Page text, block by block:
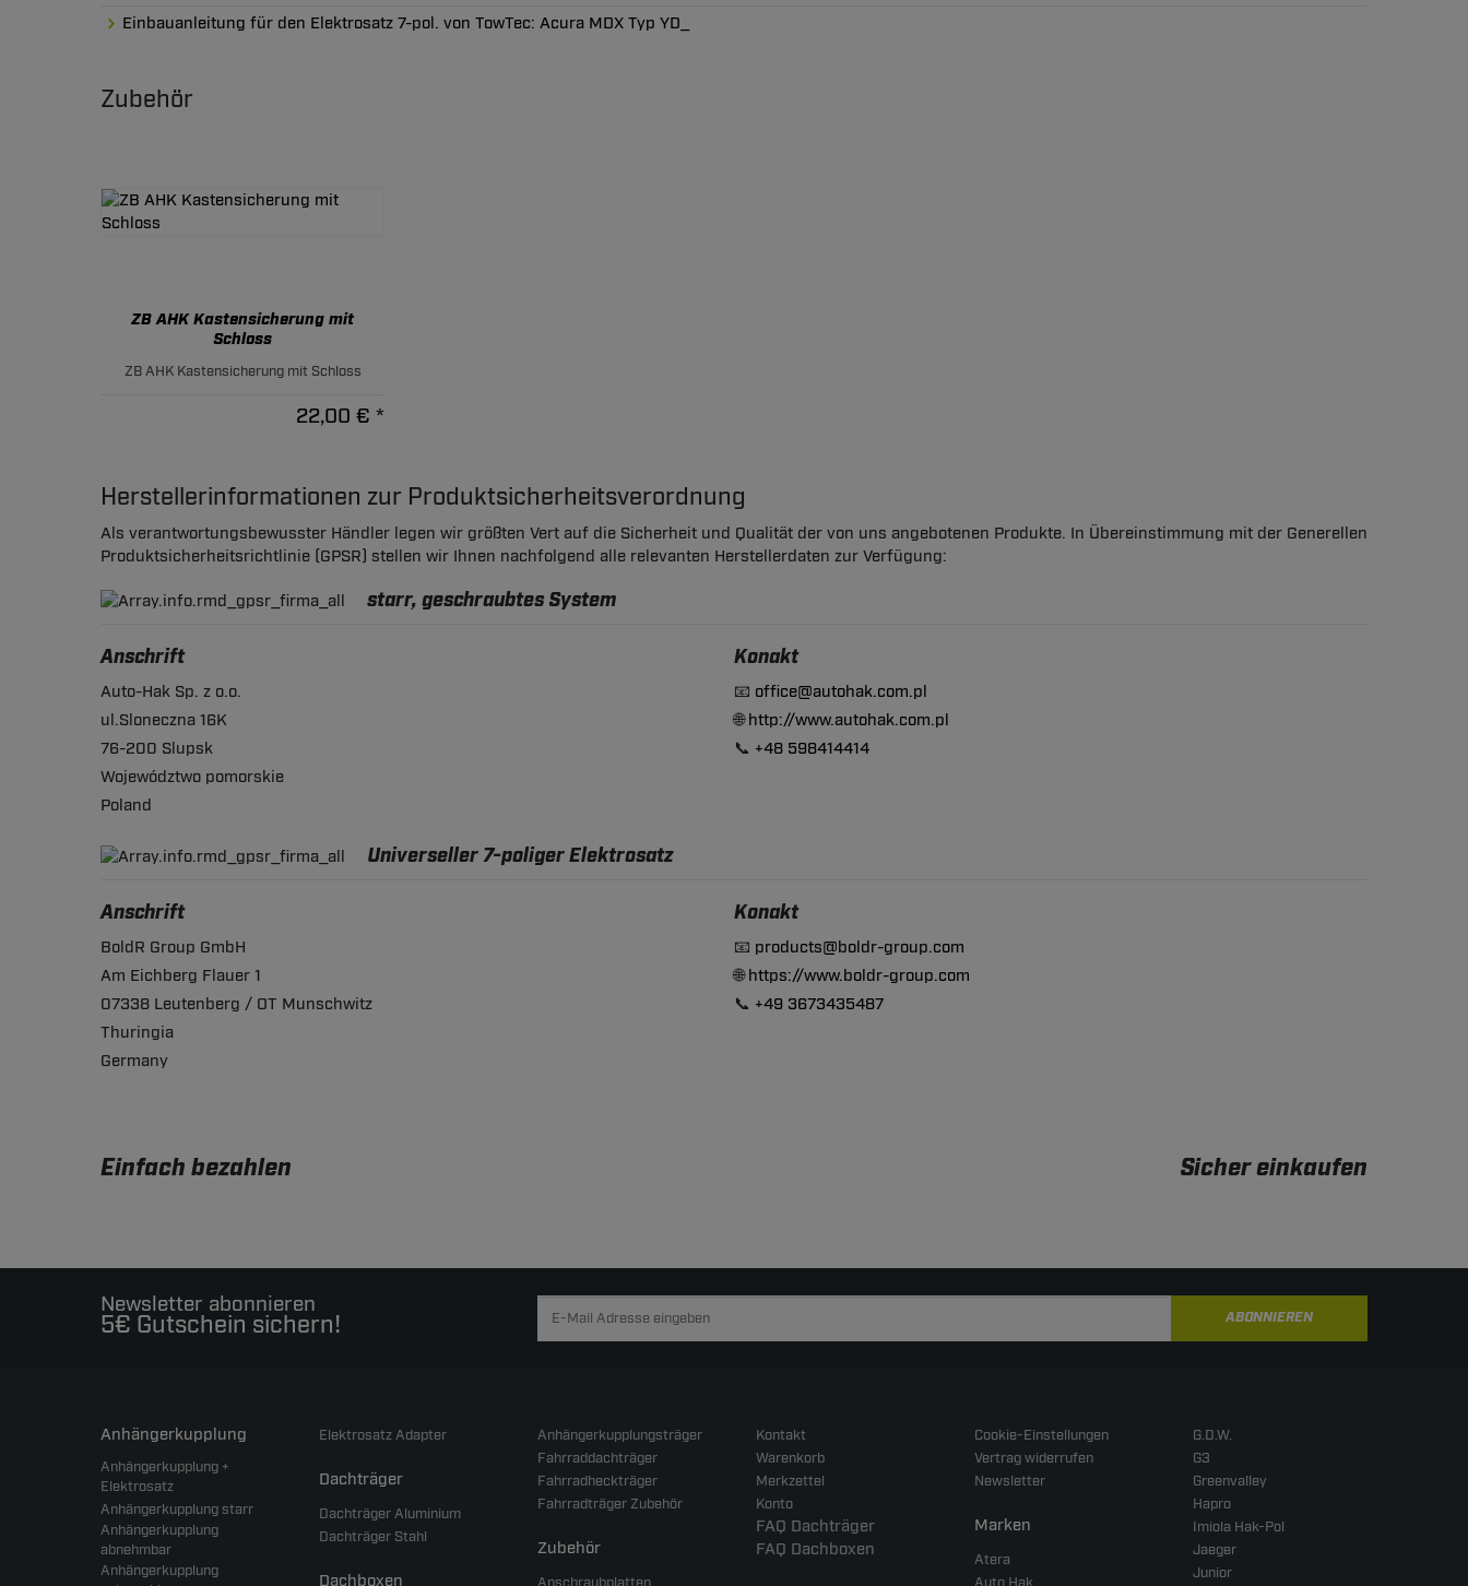
Einbauanleitung für den Elektrosatz 7-pol. von TowTec: Acura MDX Typ YD_
Zubehör
ZB AHK Kastensicherung mit
Schloss
ZB AHK Kastensicherung mit Schloss
22,00 € *
Herstellerinformationen zur Produktsicherheitsverordnung
Als verantwortungsbewusster Händler legen wir größten Vert auf die Sicherheit und Qualität der von uns angebotenen Produkte. In Übereinstimmung mit der Generellen
Produktsicherheitsrichtlinie (GPSR) stellen wir Ihnen nachfolgend alle relevanten Herstellerdaten zur Verfügung:
starr, geschraubtes System
Anschrift
Auto-Hak Sp. z o.o.
ul.Sloneczna 16K
76-200 Slupsk
Województwo pomorskie
Poland
Konakt
📧 office@autohak.com.pl
🌐http://www.autohak.com.pl
📞 +48 598414414
Universeller 7-poliger Elektrosatz
Anschrift
BoldR Group GmbH
Am Eichberg Flauer 1
07338 Leutenberg / OT Munschwitz
Thuringia
Germany
Konakt
📧 products@boldr-group.com
🌐https://www.boldr-group.com
📞 +49 3673435487
Einfach bezahlen Sicher einkaufen
Newsletter abonnieren
5€ Gutschein sichern! ABONNIEREN
Anhängerkupplung
Anhängerkupplung +
Elektrosatz
Anhängerkupplung starr
Anhängerkupplung
abnehmbar
Anhängerkupplung
Elektrosatz Adapter
Dachträger
Dachträger Aluminium
Dachträger Stahl
Dachboxen
Anhängerkupplungsträger
Fahrraddachträger
Fahrradheckträger
Fahrradträger Zubehör
Zubehör
Kontakt
Warenkorb
Merkzettel
Konto
FAQ Dachträger
FAQ Dachboxen
Cookie-Einstellungen
Vertrag widerrufen
Newsletter
Marken
Atera
G.D.W.
G3
Greenvalley
Hapro
Imiola Hak-Pol
Jaeger
Junior